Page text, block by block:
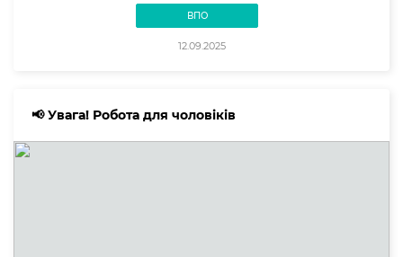
ВПО
12.09.2025
📢 Увага! Робота для чоловіків